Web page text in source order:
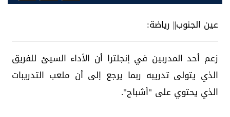
عين الجنوب|| رياضة:
زعم أحد المدربين في إنجلترا أن الأداء السيئ للفريق
الذي يتولى تدريبه ربما يرجع إلى أن ملعب التدريبات
الذي يحتوي على "أشباح".